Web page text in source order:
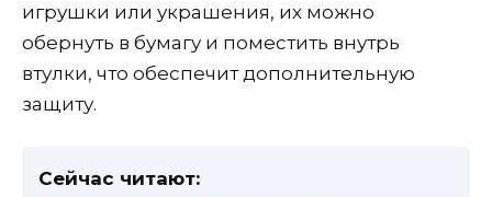
игрушки или украшения, их можно
обернуть в бумагу и поместить внутрь
втулки, что обеспечит дополнительную
защиту.
Сейчас читают: